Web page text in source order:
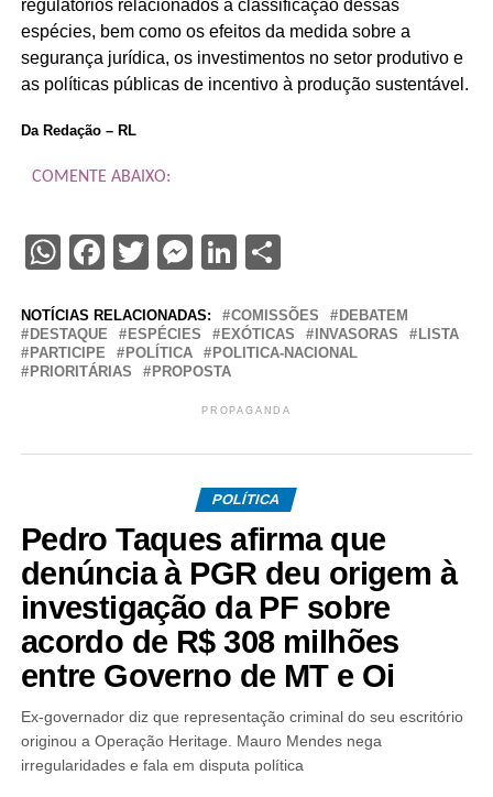
regulatórios relacionados à classificação dessas
espécies, bem como os efeitos da medida sobre a
segurança jurídica, os investimentos no setor produtivo e
as políticas públicas de incentivo à produção sustentável.
Da Redação – RL
COMENTE ABAIXO:
WhatsApp
Facebook
TwitterMessenger
LinkedIn
NOTÍCIAS RELACIONADAS: COMISSÕES
DEBATEM
DESTAQUE
ESPÉCIES EXÓTICAS INVASORAS
LISTA
PARTICIPE
POLÍTICA
POLITICA-NACIONAL
PRIORITÁRIAS
PROPOSTA
PROPAGANDA
POLÍTICA
Pedro Taques afirma que
denúncia à PGR deu origem à
investigação da PF sobre
acordo de R$ 308 milhões
entre Governo de MT e Oi
Ex-governador diz que representação criminal do seu escritório
originou a Operação Heritage. Mauro Mendes nega
irregularidades e fala em disputa política